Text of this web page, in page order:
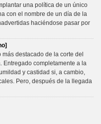
una política de un único
con el nombre de un día de la
haciéndose pasar por
destacado de la corte del
Entregado completamente a la
y castidad si, a cambio,
Pero, después de la llegada